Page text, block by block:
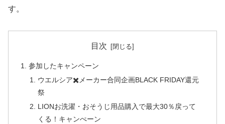
す。
目次
参加したキャンペーン
ウエルシア✖️メーカー合同企画BLACK FRIDAY還元
祭
LIONお洗濯・おそうじ用品購入で最大30％戻って
くる！キャンぺーン